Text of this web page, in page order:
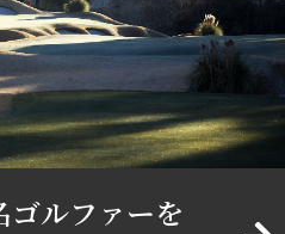
ゴルファーを